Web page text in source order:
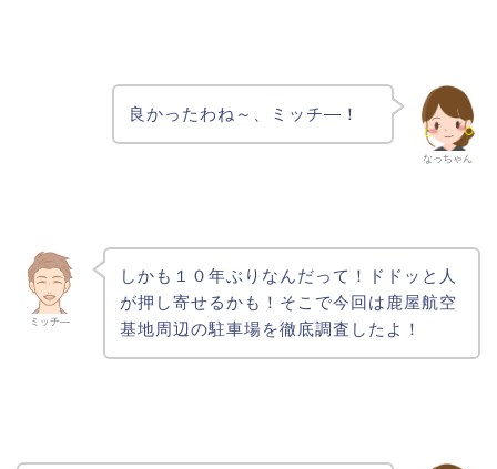
なっちゃん
良かったわね～、ミッチ―！
ミッチ―
しかも１０年ぶりなんだって！ドドッと人
が押し寄せるかも！そこで今回は鹿屋航空
基地周辺の駐車場を徹底調査したよ！